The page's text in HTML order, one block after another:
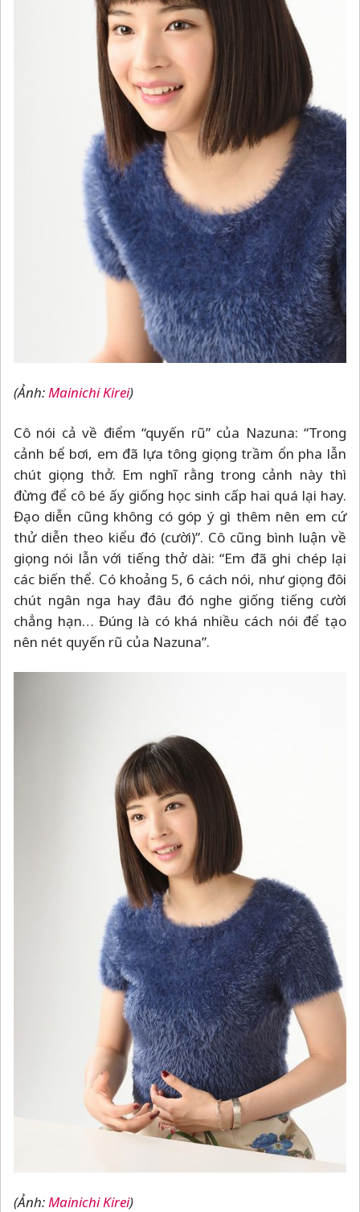
(Ảnh: Mainichi Kirei)
Cô nói cả về điểm “quyến rũ” của Nazuna: “Trong
cảnh bể bơi, em đã lựa tông giọng trầm ổn pha lẫn
chút giọng thở. Em nghĩ rằng trong cảnh này thì
đừng để cô bé ấy giống học sinh cấp hai quá lại hay.
Đạo diễn cũng không có góp ý gì thêm nên em cứ
thử diễn theo kiểu đó (cười)”. Cô cũng bình luận về
giọng nói lẫn với tiếng thở dài: “Em đã ghi chép lại
các biến thể. Có khoảng 5, 6 cách nói, như giọng đôi
chút ngân nga hay đâu đó nghe giống tiếng cười
chẳng hạn… Đúng là có khá nhiều cách nói để tạo
nên nét quyến rũ của Nazuna”.
(Ảnh:Mainichi Kirei)